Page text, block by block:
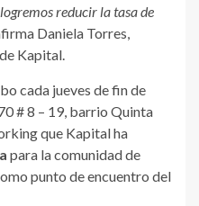
reducir la tasa de
Daniela Torres,
Kapital.
cada jueves de fin de
# 8 – 19, barrio Quinta
que Kapital ha
para la comunidad de
punto de encuentro del